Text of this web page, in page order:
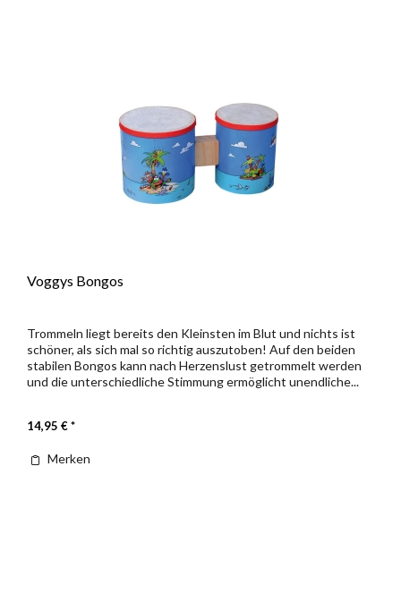
Voggys Bongos
Trommeln liegt bereits den Kleinsten im Blut und nichts ist
schöner, als sich mal so richtig auszutoben! Auf den beiden
stabilen Bongos kann nach Herzenslust getrommelt werden
und die unterschiedliche Stimmung ermöglicht unendliche...
14,95 € *
Merken